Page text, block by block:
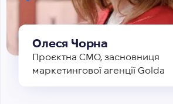
Олеся Чорна
Проєктна СМО, засновниця
маркетингової агенції Golda